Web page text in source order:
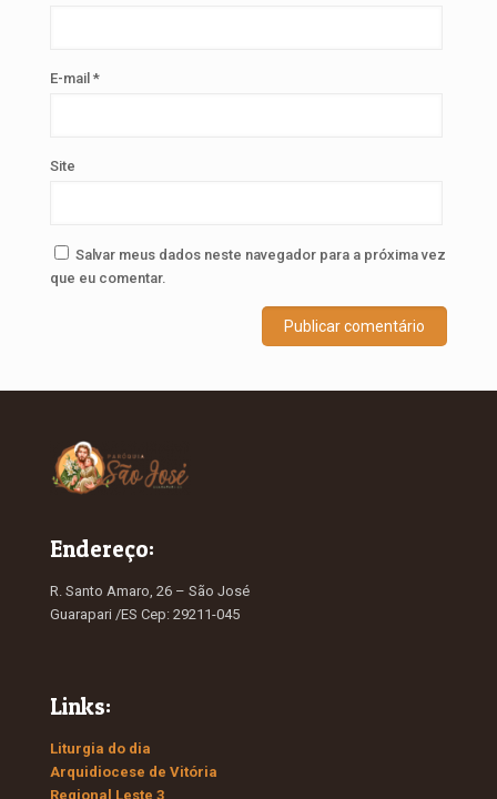
E-mail *
Site
Salvar meus dados neste navegador para a próxima vez
que eu comentar.
Endereço:
R. Santo Amaro, 26 – São José
Guarapari /ES Cep: 29211-045
Links:
Liturgia do dia
Arquidiocese de Vitória
Regional Leste 3